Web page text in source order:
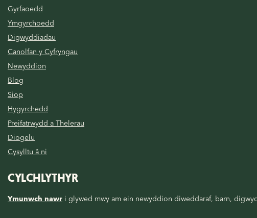
Gyrfaoedd
Ymgyrchoedd
Digwyddiadau
Canolfan y Cyfryngau
Newyddion
Blog
Siop
Hygyrchedd
Preifatrwydd a Thelerau
Diogelu
Cysylltu â ni
CYLCHLYTHYR
Ymunwch nawr i glywed mwy am ein newyddion diweddaraf, barn,